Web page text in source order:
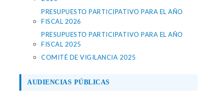
PRESUPUESTO PARTICIPATIVO PARA EL AÑO
FISCAL 2026
PRESUPUESTO PARTICIPATIVO PARA EL AÑO
FISCAL 2025
COMITÉ DE VIGILANCIA 2025
AUDIENCIAS PÚBLICAS